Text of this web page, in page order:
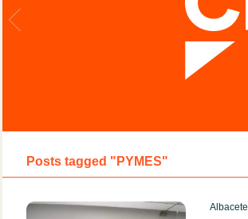
Posts tagged "PYMES"
Albacete